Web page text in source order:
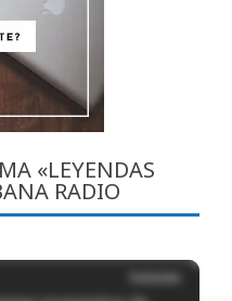
«LEYENDAS
RADIO